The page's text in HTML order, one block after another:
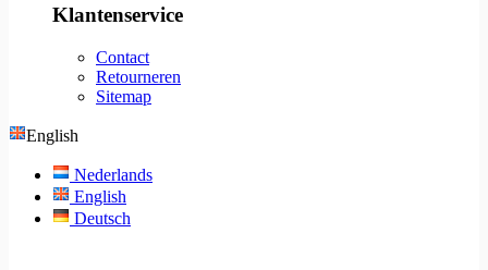
Klantenservice
Contact
Retourneren
Sitemap
English
Nederlands
English
Deutsch